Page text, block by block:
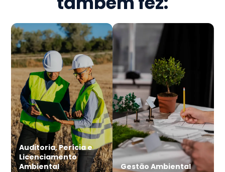
Auditoria, Perícia e
Licenciamento
Ambiental
Gestão Ambiental